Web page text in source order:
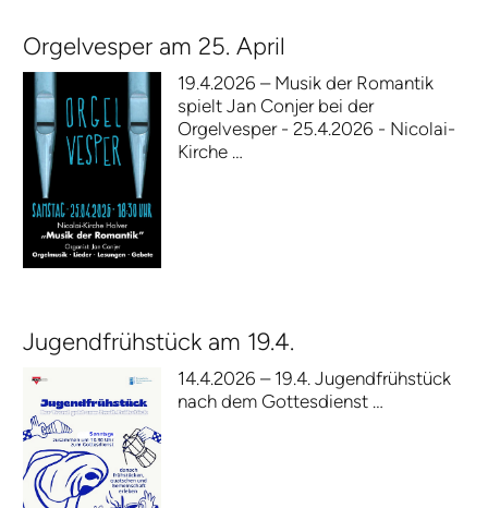
Orgelvesper am 25. April
19.4.2026 – Musik der Romantik
spielt Jan Conjer bei der
Orgelvesper - 25.4.2026 - Nicolai-
Kirche …
Jugendfrühstück am 19.4.
14.4.2026 – 19.4. Jugendfrühstück
nach dem Gottesdienst …